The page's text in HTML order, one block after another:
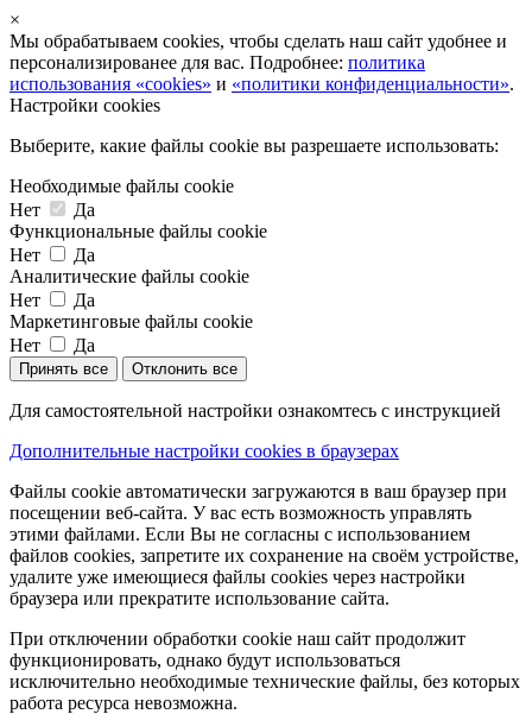
×
Мы обрабатываем cookies, чтобы сделать наш сайт удобнее и
персонализированее для вас. Подробнее: политика
использования «cookies» и «политики конфиденциальности».
Настройки cookies
Выберите, какие файлы cookie вы разрешаете использовать:
Необходимые файлы cookie
Нет
Да
Функциональные файлы cookie
Нет
Да
Аналитические файлы cookie
Нет
Да
Маркетинговые файлы cookie
Нет
Да
Принять все Отклонить все
Для самостоятельной настройки ознакомтесь с инструкцией
Дополнительные настройки cookies в браузерах
Файлы cookie автоматически загружаются в ваш браузер при
посещении веб-сайта. У вас есть возможность управлять
этими файлами. Если Вы не согласны с использованием
файлов cookies, запретите их сохранение на своём устройстве,
удалите уже имеющиеся файлы cookies через настройки
браузера или прекратите использование сайта.
При отключении обработки cookie наш сайт продолжит
функционировать, однако будут использоваться
исключительно необходимые технические файлы, без которых
работа ресурса невозможна.